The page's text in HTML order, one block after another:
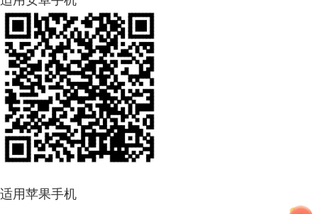
适用苹果手机